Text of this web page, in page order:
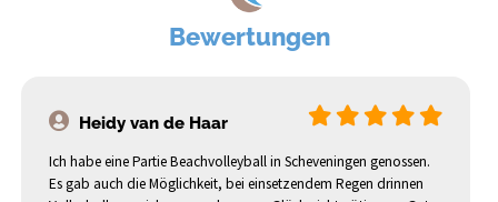
Bewertungen
Heidy van de Haar
Ich habe eine Partie Beachvolleyball in Scheveningen genossen.
Es gab auch die Möglichkeit, bei einsetzendem Regen drinnen